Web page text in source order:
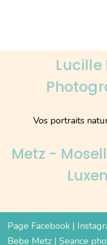
Lucille
Vos portraits
Metz -
Page Facebook |
Bebe Metz | Seance